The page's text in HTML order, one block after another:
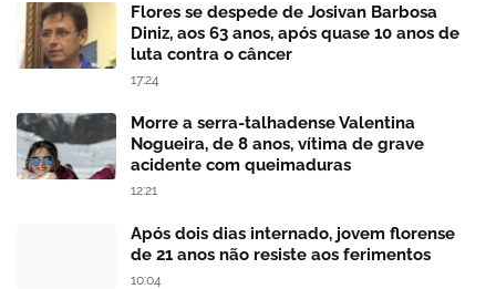
Flores se despede de Josivan Barbosa
Diniz, aos 63 anos, após quase 10 anos de
luta contra o câncer
17:24
Morre a serra-talhadense Valentina
Nogueira, de 8 anos, vítima de grave
acidente com queimaduras
12:21
Após dois dias internado, jovem florense
de 21 anos não resiste aos ferimentos
10:04